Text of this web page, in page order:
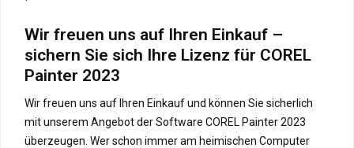
Wir freuen uns auf Ihren Einkauf –
sichern Sie sich Ihre Lizenz für COREL
Painter 2023
Wir freuen uns auf Ihren Einkauf und können Sie sicherlich
mit unserem Angebot der Software COREL Painter 2023
überzeugen. Wer schon immer am heimischen Computer